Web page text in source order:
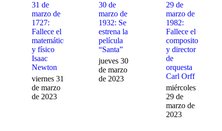
31 de
marzo de
1727:
Fallece el
matemático
y físico
Isaac
Newton
viernes 31
de marzo
de 2023
30 de
marzo de
1932: Se
estrena la
película
“Santa”
jueves 30
de marzo
de 2023
29 de
marzo de
1982:
Fallece el
compositor
y director
de
orquesta
Carl Orff
miércoles
29 de
marzo de
2023